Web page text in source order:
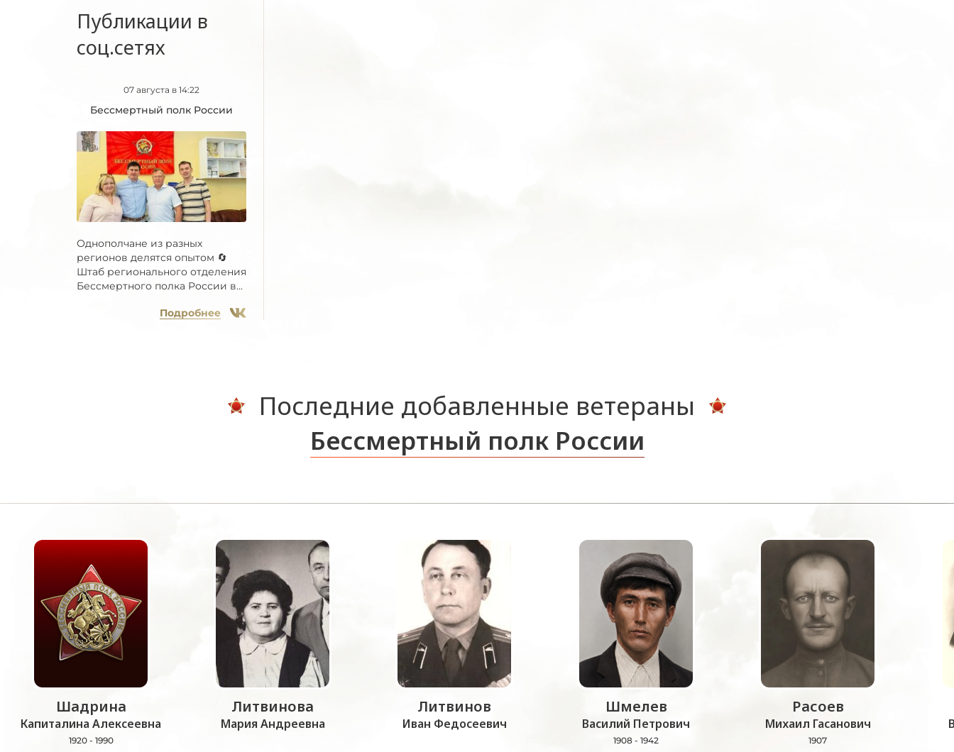
Публикации в
соц.сетях
07 августа в 14:22
Бессмертный полк России
Однополчане из разных
регионов делятся опытом 🔄
Штаб регионального отделения
Бессмертного полка России в...
Подробнее
Последние добавленные ветераны
Бессмертный полк России
Шадрина
Капиталина Алексеевна
1920 - 1990
Литвинова
Мария Андреевна
Литвинов
Иван Федосеевич
Шмелев
Василий Петрович
1908 - 1942
Расоев
Михаил Гасанович
1907